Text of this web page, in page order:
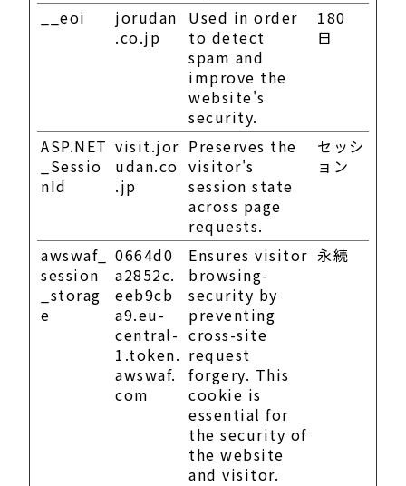
__eoi
jorudan
.co.jp
Used in order
to detect
spam and
improve the
website's
security.
180
日
ASP.NET
_Sessio
nId
visit.jor
udan.co
.jp
Preserves the
visitor's
session state
across page
requests.
セッシ
ョン
awswaf_
session
_storag
e
0664d0
a2852c.
eeb9cb
a9.eu-
central-
1.token.
awswaf.
com
Ensures visitor
browsing-
security by
preventing
cross-site
request
forgery. This
cookie is
essential for
the security of
the website
and visitor.
永続